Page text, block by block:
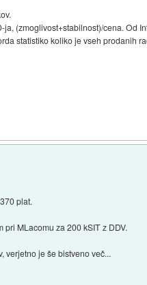
(zmoglivost+stabilnost)/cena. Od
statistiko koliko je vseh prodanih
plat.
MLacomu za 200 kSIT z DDV.
verjetno je še bistveno več...